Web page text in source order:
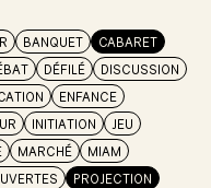
BANQUET
CABARET
DÉFILÉ
DISCUSSION
ENFANCE
INITIATION
JEU
MARCHÉ
MIAM
PROJECTION